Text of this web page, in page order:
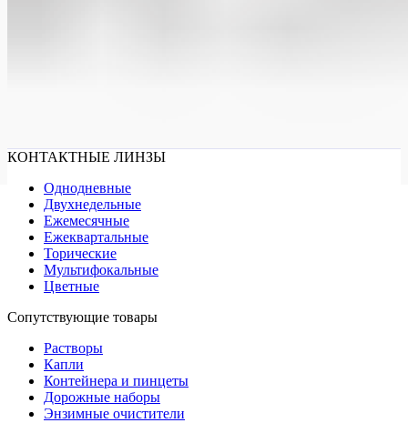
КОНТАКТНЫЕ ЛИНЗЫ
Однодневные
Двухнедельные
Ежемесячные
Ежеквартальные
Торические
Мультифокальные
Цветные
Сопутствующие товары
Растворы
Капли
Контейнера и пинцеты
Дорожные наборы
Энзимные очистители